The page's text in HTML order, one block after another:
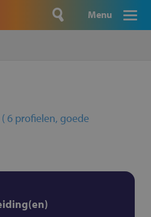
Menu
( 6 profielen, goede